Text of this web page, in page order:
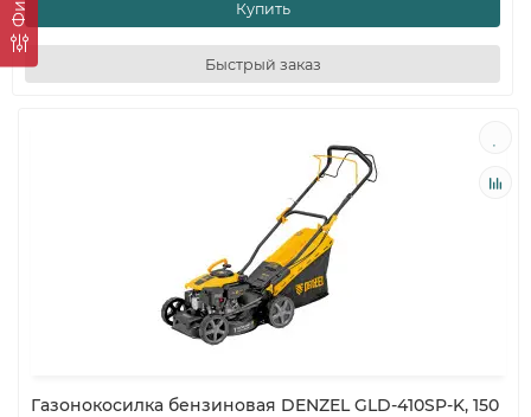
Купить
Быстрый заказ
Газонокосилка бензиновая DENZEL GLD-410SP-K, 150